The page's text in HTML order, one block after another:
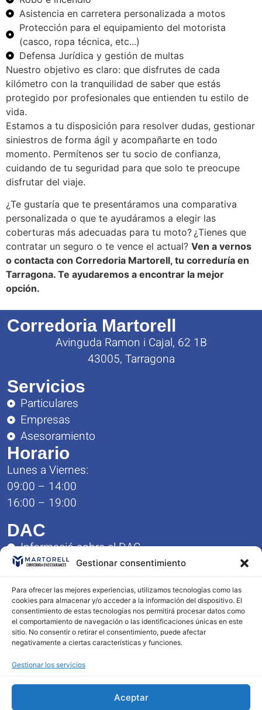
Gestionar consentimiento
Para ofrecer las mejores experiencias, utilizamos tecnologías como las
cookies para almacenar y/o acceder a la información del dispositivo. El
consentimiento de estas tecnologías nos permitirá procesar datos como
el comportamiento de navegación o las identificaciones únicas en este
sitio. No consentir o retirar el consentimiento, puede afectar
negativamente a ciertas características y funciones.
Gestionar los servicios
Aceptar
Asistencia en carretera personalizada a motos
Protección para el equipamiento del motorista
(casco, ropa técnica, etc...)
Defensa Jurídica y gestión de multas
Nuestro objetivo es claro: que disfrutes de cada
kilómetro con la tranquilidad de saber que estás
protegido por profesionales que entienden tu estilo de
vida.
Estamos a tu disposición para resolver dudas, gestionar
siniestros de forma ágil y acompañarte en todo
momento. Permítenos ser tu socio de confianza,
cuidando de tu seguridad para que solo te preocupe
disfrutar del viaje.
¿Te gustaría que te presentáramos una comparativa
personalizada o que te ayudáramos a elegir las
coberturas más adecuadas para tu moto? ¿Tienes que
contratar un seguro o te vence el actual? Ven a vernos
o contacta con Corredoria Martorell, tu correduría en
Tarragona. Te ayudaremos a encontrar la mejor
opción.
Corredoria Martorell
Avinguda Ramon i Cajal, 62 1B
43005, Tarragona
Servicios
Particulares
Empresas
Asesoramiento
Horario
Lunes a Viernes:
09:00 – 14:00
16:00 – 19:00
DAC
Informació sobre el DAC
Formulario de Queja y Reclamación
Contacto
977 23 10 56
603 96 36 87
info@corredoriamartorell.com